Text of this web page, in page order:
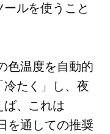
ルを使うこと
色温度を自動的
たく」し、夜
、これは
を通しての推奨